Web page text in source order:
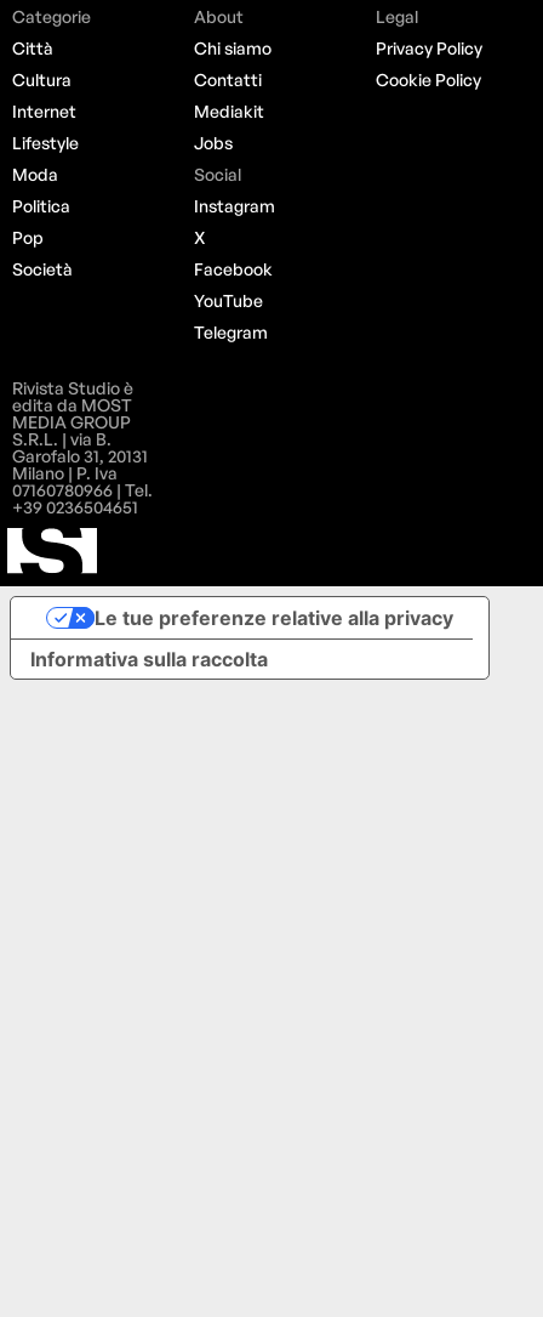
Categorie
Città
Cultura
Internet
Lifestyle
Moda
Politica
Pop
Società
About
Chi siamo
Contatti
Mediakit
Jobs
Social
Instagram
X
Facebook
YouTube
Telegram
Legal
Privacy Policy
Cookie Policy
Rivista Studio è
edita da MOST
MEDIA GROUP
S.R.L. | via B.
Garofalo 31, 20131
Milano | P. Iva
07160780966 | Tel.
+39 0236504651
Informativa sulla raccolta
Le tue preferenze relative alla privacy